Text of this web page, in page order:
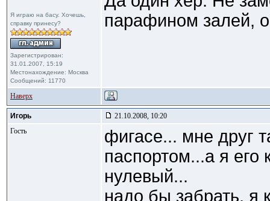
Я играю на басу. Хочешь,
справку принесу?
Зарегистрирован:
31.01.2007, 15:19
Местонахождение: Москва
Сообщений: 11770
парафином залей,
Наверх
Игорь
21.10.2008, 10:20
Гость
фигасе... мне друг
паспортом...а я его
нулевый...
надо бы забрать, я